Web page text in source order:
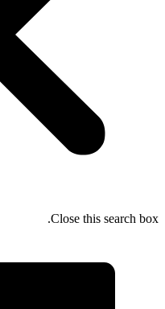
Close this search box.